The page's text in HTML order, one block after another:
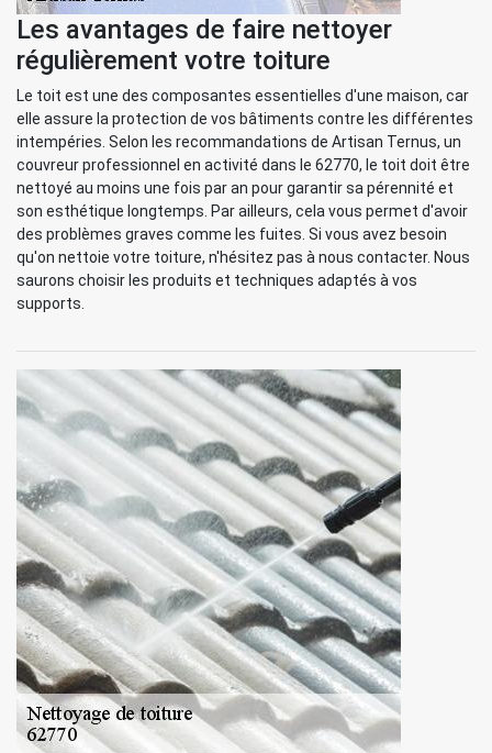
Les avantages de faire nettoyer
régulièrement votre toiture
Le toit est une des composantes essentielles d'une maison, car
elle assure la protection de vos bâtiments contre les différentes
intempéries. Selon les recommandations de Artisan Ternus, un
couvreur professionnel en activité dans le 62770, le toit doit être
nettoyé au moins une fois par an pour garantir sa pérennité et
son esthétique longtemps. Par ailleurs, cela vous permet d'avoir
des problèmes graves comme les fuites. Si vous avez besoin
qu'on nettoie votre toiture, n'hésitez pas à nous contacter. Nous
saurons choisir les produits et techniques adaptés à vos
supports.